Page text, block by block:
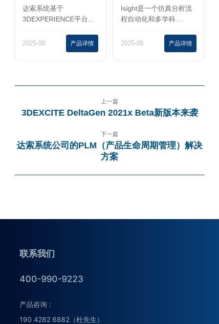
达索系统基于
3DEXPERIENCE平台的
2025-08 产品详情
Isight是一个仿真分析流
程自动化和多学科…
2025-08 产品详情
上一篇
3DEXCITE DeltaGen 2021x Beta新版本来袭
下一篇
达索系统公司的PLM（产品生命周期管理）解决
方案
联系我们
400-990-9223
产品咨询：
190 4282 6882（杜先生）